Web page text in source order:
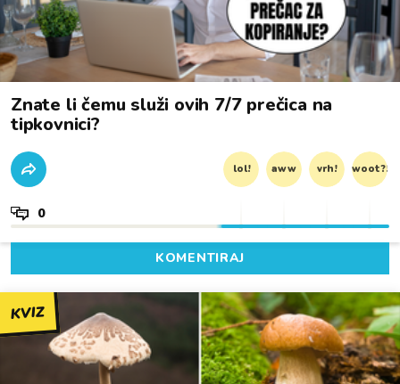
Znate li čemu služi ovih 7/7 prečica na
tipkovnici?
lol! aww vrh! woot?!
0
KOMENTIRAJ
KVIZ